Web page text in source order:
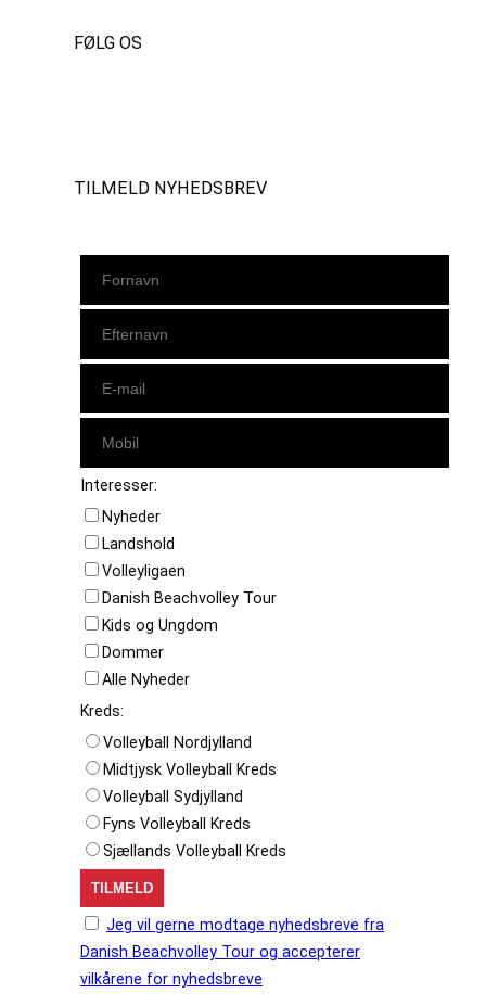
FØLG OS
TILMELD NYHEDSBREV
Interesser:
Nyheder
Landshold
Volleyligaen
Danish Beachvolley Tour
Kids og Ungdom
Dommer
Alle Nyheder
Kreds:
Volleyball Nordjylland
Midtjysk Volleyball Kreds
Volleyball Sydjylland
Fyns Volleyball Kreds
Sjællands Volleyball Kreds
Jeg vil gerne modtage nyhedsbreve fra
Danish Beachvolley Tour og accepterer
vilkårene for nyhedsbreve